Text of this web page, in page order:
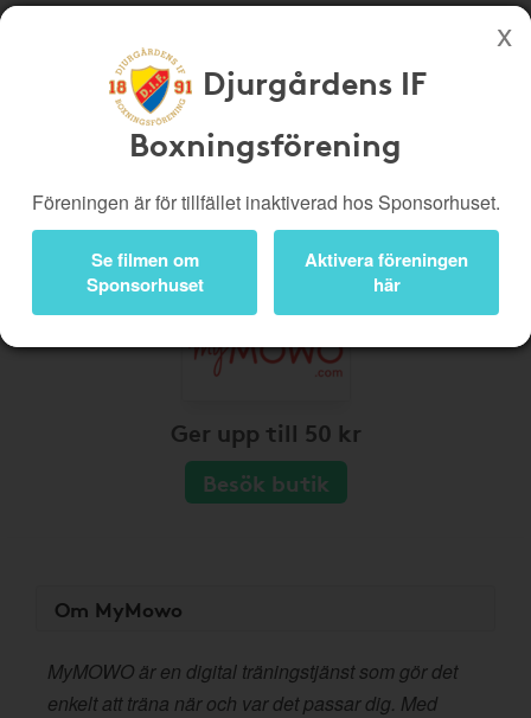
Köp genom denna sida stöttar Djurgårdens IF Boxningsförening
Butiker
Biobiljetter
Bli medlem
Logga in
Djurgårdens IF
Boxningsförening
Föreningen är för tillfället inaktiverad hos Sponsorhuset.
Se filmen om
Sponsorhuset
Aktivera föreningen
här
Ger upp till 50 kr
Besök butik
Om MyMowo
MyMOWO är en digital träningstjänst som gör det
enkelt att träna när och var det passar dig. Med